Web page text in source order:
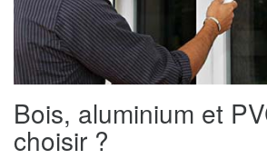
Bois, aluminium et
choisir ?